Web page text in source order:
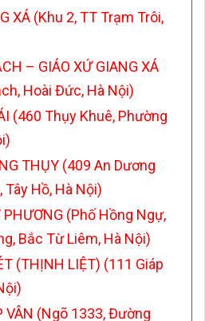
XÁ (Khu 2, TT Trạm Trôi,
– GIÁO XỨ GIANG XÁ
Hoài Đức, Hà Nội)
(460 Thụy Khuê, Phường
THỤY (409 An Dương
Hồ, Hà Nội)
(Phố Hồng Ngự,
Bắc Từ Liêm, Hà Nội)
(THỊNH LIỆT) (111 Giáp
VÂN (Ngõ 1333, Đường